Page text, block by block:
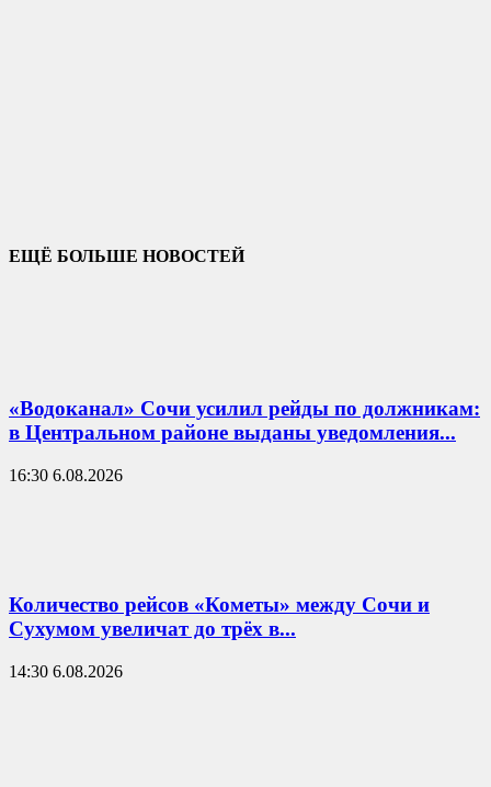
ЕЩЁ БОЛЬШЕ НОВОСТЕЙ
«Водоканал» Сочи усилил рейды по должникам:
в Центральном районе выданы уведомления...
16:30 6.08.2026
Количество рейсов «Кометы» между Сочи и
Сухумом увеличат до трёх в...
14:30 6.08.2026